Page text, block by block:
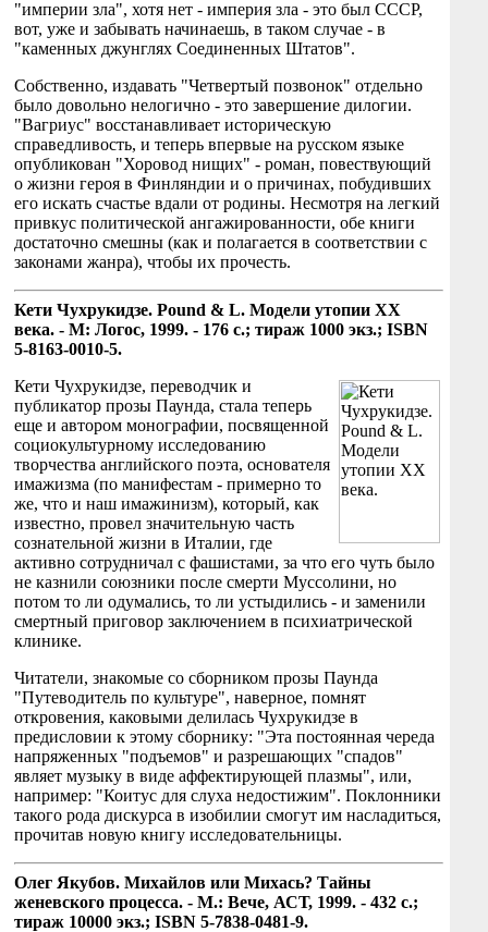
"империи зла", хотя нет - империя зла - это был СССР,
вот, уже и забывать начинаешь, в таком случае - в
"каменных джунглях Соединенных Штатов".
Собственно, издавать "Четвертый позвонок" отдельно
было довольно нелогично - это завершение дилогии.
"Вагриус" восстанавливает историческую
справедливость, и теперь впервые на русском языке
опубликован "Хоровод нищих" - роман, повествующий
о жизни героя в Финляндии и о причинах, побудивших
его искать счастье вдали от родины. Несмотря на легкий
привкус политической ангажированности, обе книги
достаточно смешны (как и полагается в соответствии с
законами жанра), чтобы их прочесть.
Кети Чухрукидзе. Pound & L. Модели утопии ХХ
века. - М: Логос, 1999. - 176 с.; тираж 1000 экз.; ISBN
5-8163-0010-5.
Кети Чухрукидзе, переводчик и
публикатор прозы Паунда, стала теперь
еще и автором монографии, посвященной
социокультурному исследованию
творчества английского поэта, основателя
имажизма (по манифестам - примерно то
же, что и наш имажинизм), который, как
известно, провел значительную часть
сознательной жизни в Италии, где
активно сотрудничал с фашистами, за что его чуть было
не казнили союзники после смерти Муссолини, но
потом то ли одумались, то ли устыдились - и заменили
смертный приговор заключением в психиатрической
клинике.
Читатели, знакомые со сборником прозы Паунда
"Путеводитель по культуре", наверное, помнят
откровения, каковыми делилась Чухрукидзе в
предисловии к этому сборнику: "Эта постоянная череда
напряженных "подъемов" и разрешающих "спадов"
являет музыку в виде аффектирующей плазмы", или,
например: "Коитус для слуха недостижим". Поклонники
такого рода дискурса в изобилии смогут им насладиться,
прочитав новую книгу исследовательницы.
Олег Якубов. Михайлов или Михась? Тайны
женевского процесса. - М.: Вече, АСТ, 1999. - 432 с.;
тираж 10000 экз.; ISBN 5-7838-0481-9.